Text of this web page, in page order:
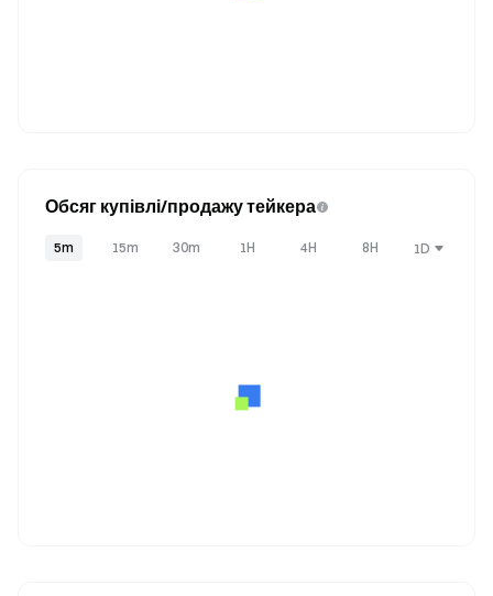
Обсяг купівлі/продажу тейкера
5m 15m 30m 1H 4H 8H 1D